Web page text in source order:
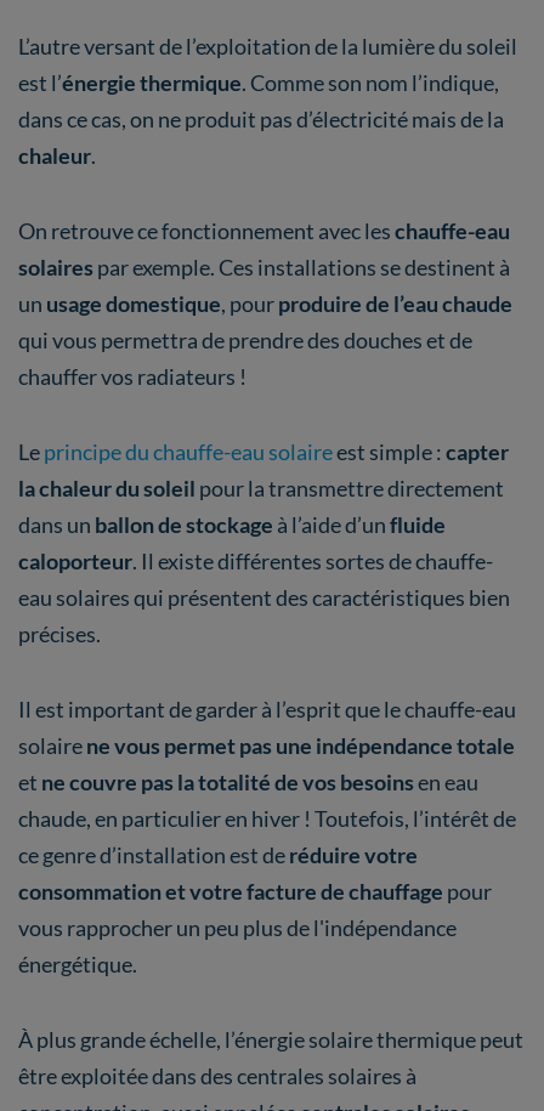
L’autre versant de l’exploitation de la lumière du soleil
est l’énergie thermique. Comme son nom l’indique,
dans ce cas, on ne produit pas d’électricité mais de la
chaleur.
On retrouve ce fonctionnement avec leschauffe-eau
solaires par exemple. Ces installations se destinent à
un usage domestique, pourproduire de l’eau chaude
qui vous permettra de prendre des douches et de
chauffer vos radiateurs !
Leprincipe du chauffe-eau solaireest simple :capter
la chaleur du soleil pour la transmettre directement
dans un ballon de stockage à l’aide d’unfluide
caloporteur. Il existe différentes sortes de chauffe-
eau solaires qui présentent des caractéristiques bien
précises.
Il est important de garder à l’esprit que le chauffe-eau
solairene vous permet pas une indépendance totale
et ne couvre pas la totalité de vos besoinsen eau
chaude, en particulier en hiver ! Toutefois, l’intérêt de
ce genre d’installation est deréduire votre
consommation et votre facture de chauffage pour
vous rapprocher un peu plus de l'indépendance
énergétique.
À plus grande échelle, l’énergie solaire thermique peut
être exploitée dans des centrales solaires à